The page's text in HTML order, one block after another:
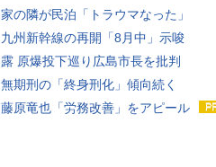
家の隣が民泊「トラウマなった」
九州新幹線の再開「8月中」示唆
露 原爆投下巡り広島市長を批判
無期刑の「終身刑化」傾向続く
藤原竜也「労務改善」をアピール